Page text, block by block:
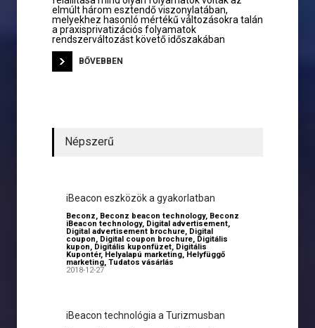
elmúlt három esztendő viszonylatában,
melyekhez hasonló mértékű változásokra talán
a praxisprivatizációs folyamatok
rendszerváltozást követő időszakában
BŐVEBBEN
Népszerű
iBeacon eszközök a gyakorlatban
Beconz, Beconz beacon technology, Beconz
iBeacon technology, Digital advertisement,
Digital advertisement brochure, Digital
coupon, Digital coupon brochure, Digitális
kupon, Digitális kuponfüzet, Digitális
Kupontér, Helyalapú marketing, Helyfüggő
marketing, Tudatos vásárlás
2018-12-27
iBeacon technológia a Turizmusban